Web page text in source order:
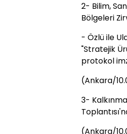
2- Bilim,
Bölgeleri
- Özlü ile
"Stratejik
protokol
(Ankara/
3-
(Ankara/